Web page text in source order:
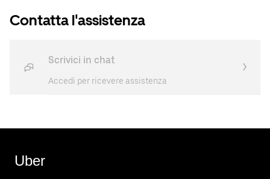
Contatta l'assistenza
Scrivici in chat
Accedi per ricevere assistenza
Uber